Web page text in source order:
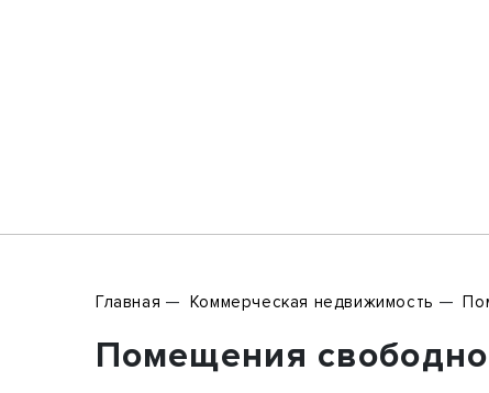
Главная Коммерческая недвижимость
Помещения